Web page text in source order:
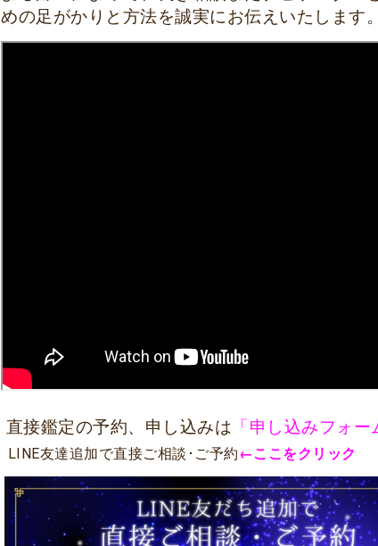
本館の鑑定は、時間制で自由に占術を組み合わ
の声に実直に耳を傾けながら解決の糸口となる
直接鑑定の予約、申し込みは「申し込みフォー